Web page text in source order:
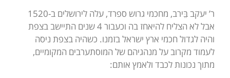
ר’ יעקב בֵּירב, מחכמי גרוש ספרד, עלה לירושלים ב-1520
אבל לא הצליח להיאחז בה וכעבור 4 שנים התיישב בצפת
והיה לגדול חכמי ארץ ישראל בזמנו. כשהיה בצפת ניסה
לעמוד מקרוב על מנהגיהם של המוסתערבים המקומיים,
מתוך נכונות לכבד ולאמץ אותם: